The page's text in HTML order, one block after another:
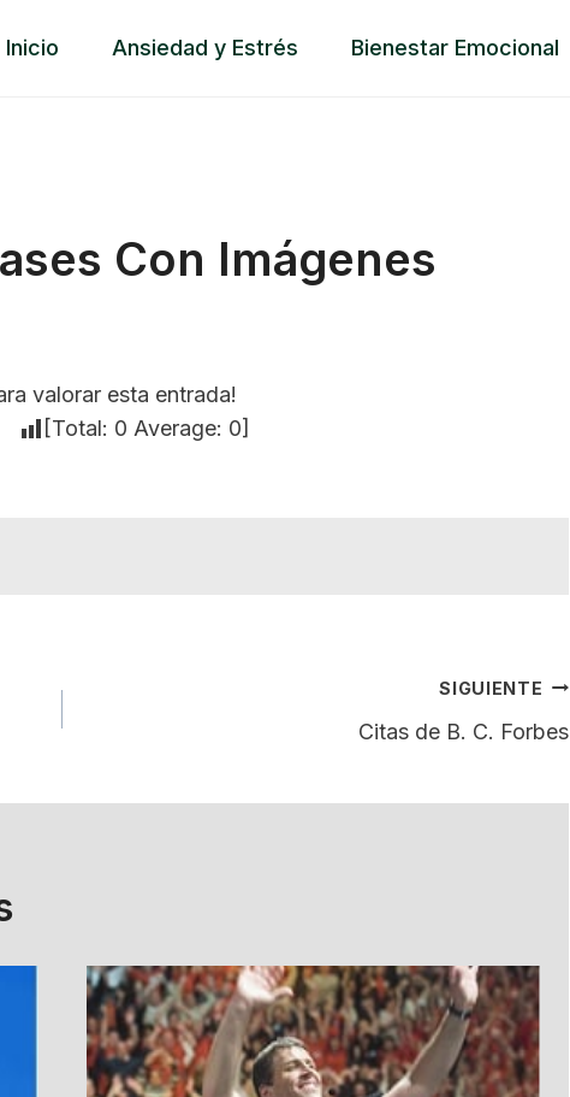
Inicio Ansiedad y Estrés Bienestar Emocional
Con Imágenes
valorar esta entrada!
[Total: 0 Average: 0]
SIGUIENTE
Citas de B. C. Forbes